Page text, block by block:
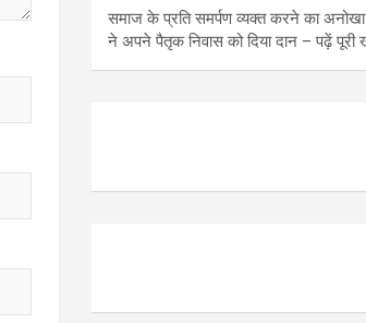
समाज के प्रति समर्पण व्यक्त करने का अनोखा
ने अपने पैतृक निवास को दिया दान – पढ़ें